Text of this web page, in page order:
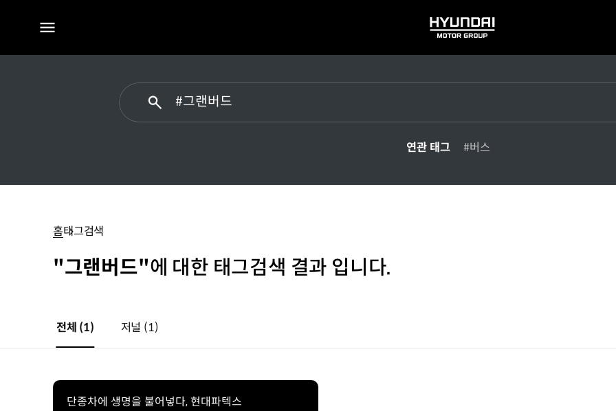
전체
HYUNDAI
MOTOR
연관 태그 #버스
홈태그검색
"그랜버드"에 대한 태그검색 결과 입니다.
전체 (1) 저널 (1)
단종차에 생명을 불어넣다, 현대파텍스